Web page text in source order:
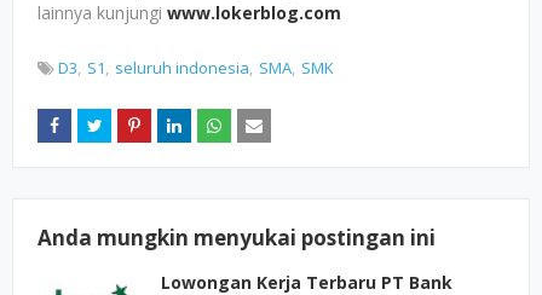
lainnya kunjungi www.lokerblog.com
D3 S1 seluruh indonesia SMA SMK
Anda mungkin menyukai postingan ini
Lowongan Kerja Terbaru PT Bank